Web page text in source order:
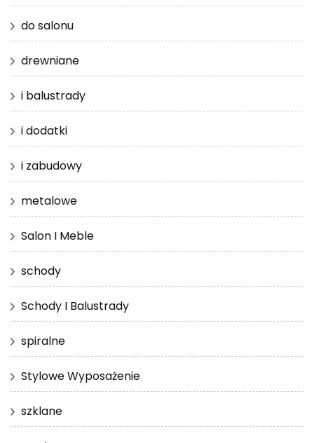
do salonu
drewniane
i balustrady
i dodatki
i zabudowy
metalowe
Salon I Meble
schody
Schody I Balustrady
spiralne
Stylowe Wyposażenie
szklane